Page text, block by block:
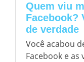
Quem viu
Facebook?
de verdade
Você acabou
Facebook e as